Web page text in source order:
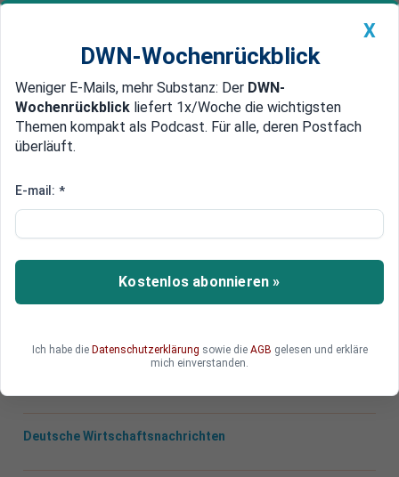
Newsticker MEIN DWN: Geldanlage Premium
Edelmetalle DWN-Magazin China
Schlag für den US-Dollar
Russland und China investieren
massiv in Gold und Kupfer
Mit massiven Investitionen in Minen stärken
China kauft eine riesige Kupfermine in Peru.
Deutsche Wirtschaftsnachrichten
X
DWN-Wochenrückblick
Weniger E-Mails, mehr Substanz: Der DWN-
Wochenrückblick liefert 1x/Woche die wichtigsten
Themen kompakt als Podcast. Für alle, deren Postfach
überläuft.
E-mail: *
Kostenlos abonnieren »
Ich habe die Datenschutzerklärung sowie die AGB gelesen und erkläre
mich einverstanden.